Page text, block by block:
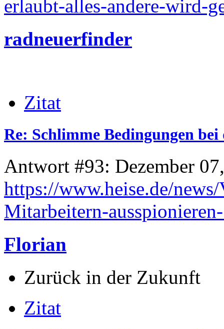
erlaubt-alles-andere-wird-
radneuerfinder
Zitat
Re: Schlimme Bedingungen
Antwort #93: Dezember
https://www.heise.de/
Mitarbeitern-
Florian
Zurück in der Zukunft
Zitat